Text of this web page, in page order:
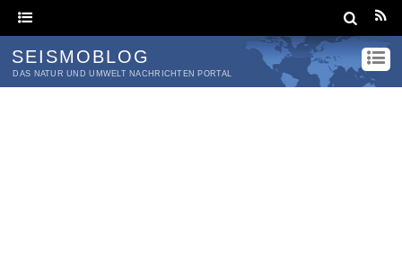
SEISMOBLOG
DAS NATUR UND UMWELT NACHRICHTEN PORTAL